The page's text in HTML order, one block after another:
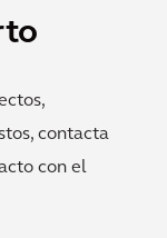
contacta
con el